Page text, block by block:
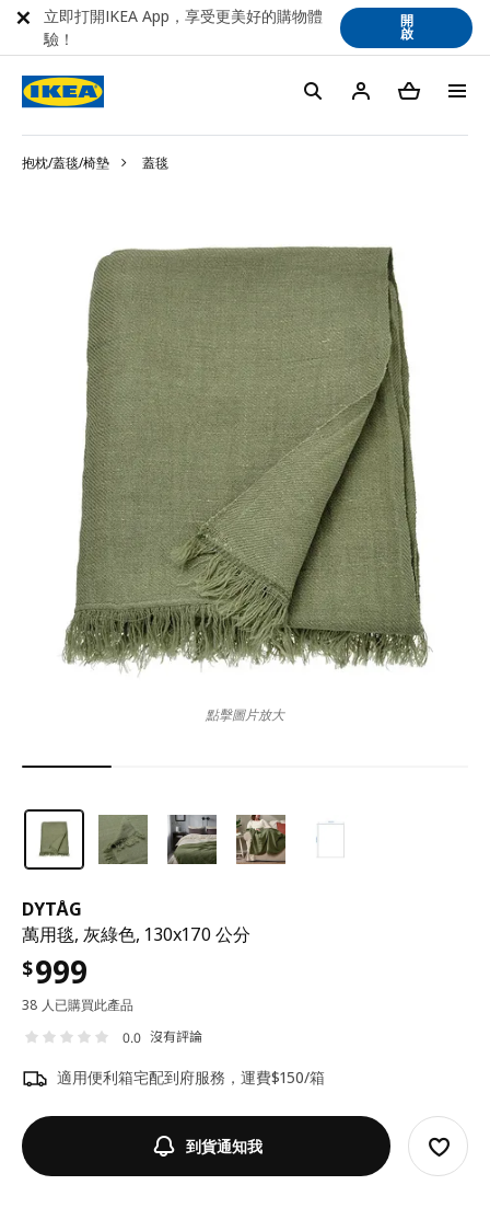
抱枕/蓋毯/椅墊 蓋毯
DYTÅG
萬用毯, 灰綠色, 130x170 公分
$999
38 人已購買此產品
0.0 沒有評論
適用便利箱宅配到府服務，運費$150/箱
到貨通知我
點擊圖片放大
立即打開IKEA App，享受更美好的購物體
驗！
開
啟